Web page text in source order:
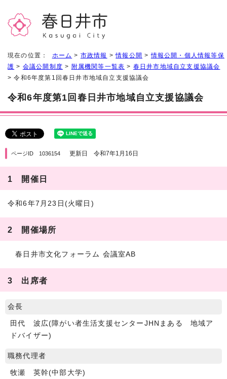
現在の位置： ホーム > 市政情報 >情報公開 >情報公開・個人情報等保
護 > 会議公開制度 > 附属機関等一覧表 > 春日井市地域自立支援協議会
> 令和6年度第1回春日井市地域自立支援協議会
令和6年度第1回春日井市地域自立支援協議会
ページID 1036154 更新日 令和7年1月16日
1 開催日
令和6年7月23日(火曜日)
2 開催場所
春日井市文化フォーラム 会議室AB
3 出席者
会長
田代 波広(障がい者生活支援センターJHNまある 地域ア
ドバイザー)
職務代理者
牧瀬 英幹(中部大学)